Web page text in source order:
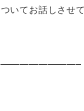
いてお話しさせ